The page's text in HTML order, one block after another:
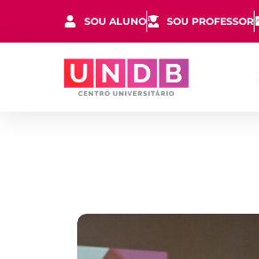
SOU ALUNO SOU PROFESSOR